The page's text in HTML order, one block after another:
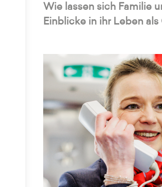
Wie lassen sich Familie
Einblicke in ihr Leben